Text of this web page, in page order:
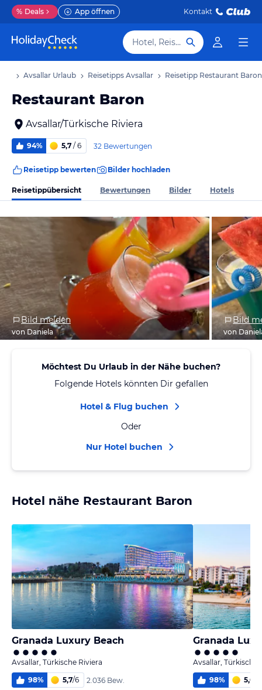
% Deals App öffnen Kontakt
Hotel, Reiseziel
Avsallar Urlaub Reisetipps Avsallar Reisetipp Restaurant Baron
Restaurant Baron
Avsallar/Türkische Riviera
94% 5,7 / 6 32 Bewertungen
Reisetipp bewerten Bilder hochladen
Reisetippübersicht Bewertungen Bilder Hotels
Bild melden
von Daniela
Bild
von
Möchtest Du Urlaub in der Nähe buchen?
Folgende Hotels könnten Dir gefallen
Hotel & Flug buchen
Oder
Nur Hotel buchen
Hotel nähe Restaurant Baron
Granada Luxury Beach
Avsallar, Türkische Riviera
98% 5,7/6 2.036 Bew.
Granada
Avsallar, Türkische
98% 5,6